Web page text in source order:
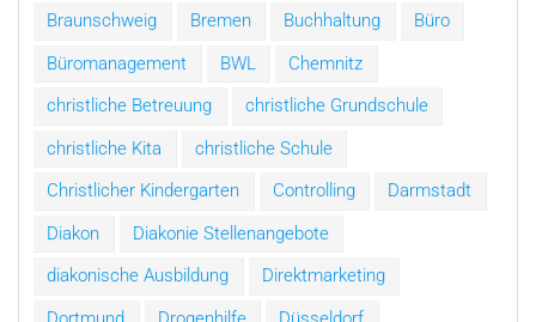
Braunschweig
Bremen Buchhaltung
Büro
Büromanagement
BWL
Chemnitz
christliche Betreuung
christliche Grundschule
christliche Kita
christliche Schule
Christlicher Kindergarten
Controlling
Darmstadt
Diakon
Diakonie Stellenangebote
diakonische Ausbildung
Direktmarketing